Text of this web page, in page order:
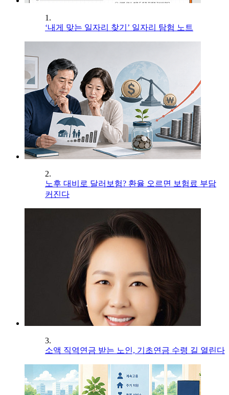
1.
‘내게 맞는 일자리 찾기’ 일자리 탐험 노트
2.
노후 대비로 달러보험? 환율 오르면 보험료 부담
커진다
3.
소액 직역연금 받는 노인, 기초연금 수령 길 열린다